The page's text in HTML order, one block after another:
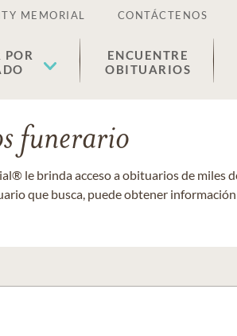
MEMORIAL CONTÁCTENOS
POR
ENCUENTRE
OBITUARIOS
funerario
le brinda acceso a obituarios de miles
que busca, puede obtener